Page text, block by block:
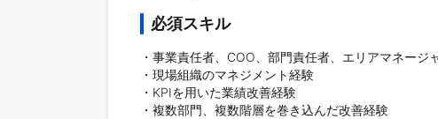
必須スキル
・事業責任者、COO、部門責任者、エリアマネージ
・現場組織のマネジメント経験
・KPIを用いた業績改善経験
・複数部門、複数階層を巻き込んだ改善経験